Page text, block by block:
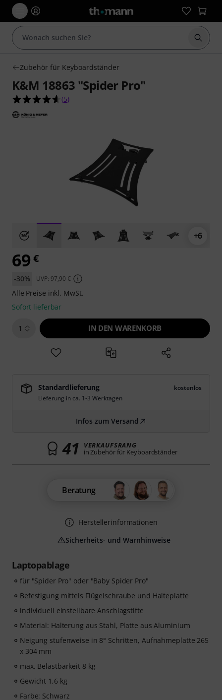
Suche
Zubehör für Keyboardständer
K&M 18863 "Spider Pro"
4.6 von 5 Sternen aus 5 Kundenbewertungen
(5)
+6
Laptopablage
für "Spider Pro" oder "Baby Spider Pro"
Befestigung mittels Flügelschraube und Halteplatte
individuell einstellbare Anschlagstifte
Material: Halterung aus Stahl, Platte aus Aluminium
Neigung stufenweise in 8° Schritten, Aufnahmeplatte 265
x 304 mm
max. Belastbarkeit 8 kg
Gewicht 1,6 kg
Farbe: Schwarz
69 €
-30% UVP: 97,90 €
Alle Preise inkl. MwSt.
Sofort lieferbar
1 IN DEN WARENKORB
Standardlieferung
kostenlos
Lieferung in ca. 1-3 Werktagen
Infos zum Versand
41 VERKAUFSRANG
in Zubehör für Keyboardständer
Beratung
Herstellerinformationen
Sicherheits- und Warnhinweise